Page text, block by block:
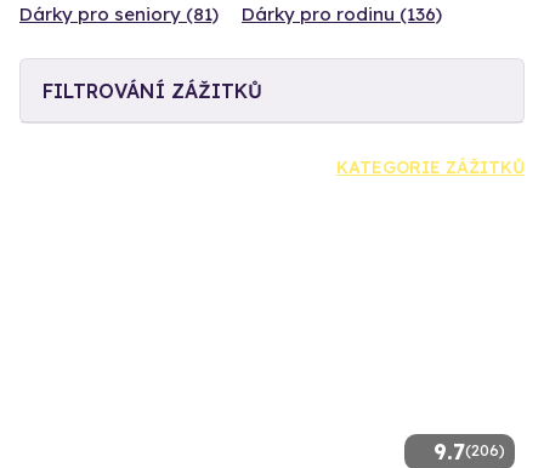
Dárky pro seniory (81)
Dárky pro rodinu (136)
FILTROVÁNÍ ZÁŽITKŮ
KATEGORIE ZÁŽITKŮ
9.7(206)